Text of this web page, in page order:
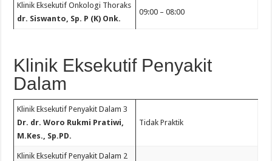
Klinik Eksekutif Onkologi Thoraks
dr. Siswanto, Sp. P (K) Onk.
09:00 – 08:00
Klinik Eksekutif Penyakit
Dalam
Klinik Eksekutif Penyakit Dalam 3
Dr. dr. Woro Rukmi Pratiwi,
M.Kes., Sp.PD.
Tidak Praktik
Klinik Eksekutif Penyakit Dalam 2